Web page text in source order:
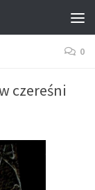
0
czereśni